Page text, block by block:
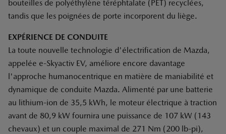
bouteilles de polyéthylène téréphtalate (PET) recyclées,
tandis que les poignées de porte incorporent du liège.
EXPÉRIENCE DE CONDUITE
La toute nouvelle technologie d'électrification de Mazda,
appelée e-Skyactiv EV, améliore encore davantage
l'approche humanocentrique en matière de maniabilité et
dynamique de conduite Mazda. Alimenté par une batterie
au lithium-ion de 35,5 kWh, le moteur électrique à traction
avant de 80,9 kW fournira une puissance de 107 kW (143
chevaux) et un couple maximal de 271 Nm (200 lb-pi),